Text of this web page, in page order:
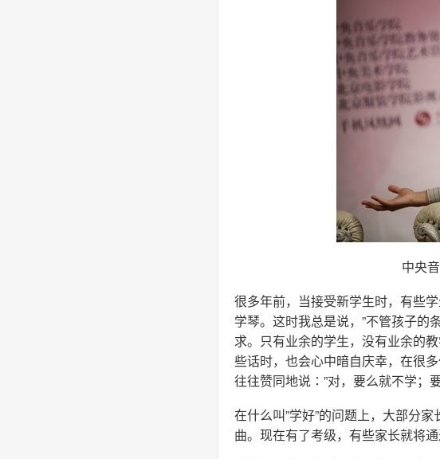
中央
很多年前，当接受新学生时，有些
学琴。这时我总是说，”不管孩子
求。只有业余的学生，没有业余的
些话时，也会心中暗自庆幸，在很
往往赞同地说∶”对，要么就不学；
在什么叫”学好”的问题上，大部分
曲。现在有了考级，有些家长就将通